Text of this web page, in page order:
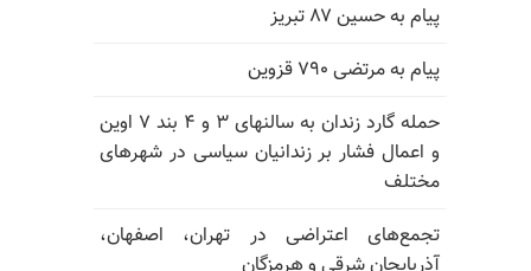
پیام به حسین ۸۷ تبریز
پیام به مرتضی ۷۹۰ قزوین
حمله گارد زندان به سالنهای ۳ و ۴ بند ۷ اوین
و اعمال فشار بر زندانیان سیاسی در شهرهای
مختلف
تجمع‌های اعتراضی در تهران، اصفهان،